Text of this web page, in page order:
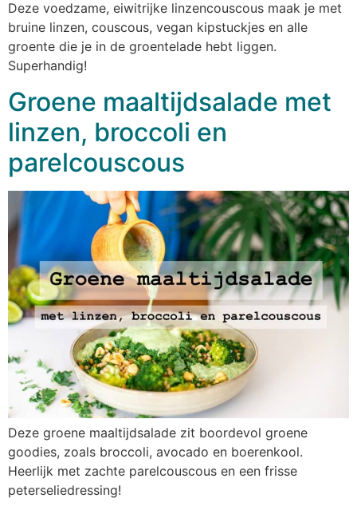
Deze voedzame, eiwitrijke linzencouscous maak je met
bruine linzen, couscous, vegan kipstuckjes en alle
groente die je in de groentelade hebt liggen.
Superhandig!
Groene maaltijdsalade met
linzen, broccoli en
parelcouscous
Deze groene maaltijdsalade zit boordevol groene
goodies, zoals broccoli, avocado en boerenkool.
Heerlijk met zachte parelcouscous en een frisse
peterseliedressing!